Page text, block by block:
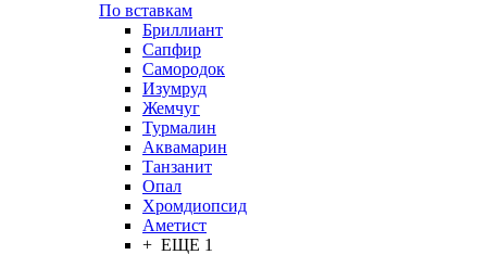
По вставкам
Бриллиант
Сапфир
Самородок
Изумруд
Жемчуг
Турмалин
Аквамарин
Танзанит
Опал
Хромдиопсид
Аметист
+ ЕЩЕ 1